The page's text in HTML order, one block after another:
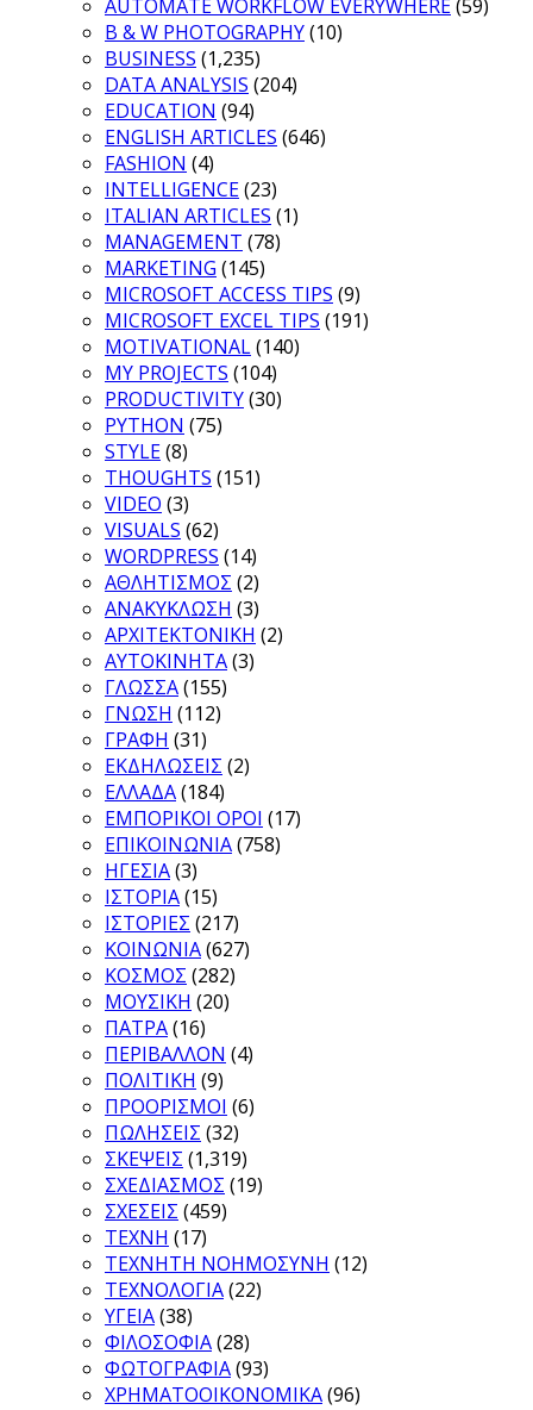
AUTOMATE WORKFLOW EVERYWHERE(59)
B & W PHOTOGRAPHY(10)
BUSINESS (1,235)
DATA ANALYSIS (204)
EDUCATION (94)
ENGLISH ARTICLES (646)
FASHION (4)
INTELLIGENCE(23)
ITALIAN ARTICLES (1)
MANAGEMENT (78)
MARKETING (145)
MICROSOFT ACCESS TIPS (9)
MICROSOFT EXCEL TIPS (191)
MOTIVATIONAL(140)
MY PROJECTS (104)
PRODUCTIVITY(30)
PYTHON (75)
STYLE(8)
THOUGHTS (151)
VIDEO (3)
VISUALS (62)
WORDPRESS (14)
ΑΘΛΗΤΙΣΜΟΣ (2)
ΑΝΑΚΥΚΛΩΣΗ (3)
ΑΡΧΙΤΕΚΤΟΝΙΚΗ (2)
ΑΥΤΟΚΙΝΗΤΑ(3)
ΓΛΩΣΣΑ(155)
ΓΝΩΣΗ (112)
ΓΡΑΦΗ (31)
ΕΚΔΗΛΩΣΕΙΣ (2)
ΕΛΛΑΔΑ(184)
ΕΜΠΟΡΙΚΟΙ ΟΡΟΙ (17)
ΕΠΙΚΟΙΝΩΝΙΑ(758)
ΗΓΕΣΙΑ(3)
ΙΣΤΟΡΙΑ(15)
ΙΣΤΟΡΙΕΣ (217)
ΚΟΙΝΩΝΙΑ(627)
ΚΟΣΜΟΣ (282)
ΜΟΥΣΙΚΗ (20)
ΠΑΤΡΑ(16)
ΠΕΡΙΒΑΛΛΟΝ (4)
ΠΟΛΙΤΙΚΗ (9)
ΠΡΟΟΡΙΣΜΟΙ (6)
ΠΩΛΗΣΕΙΣ (32)
ΣΚΕΨΕΙΣ (1,319)
ΣΧΕΔΙΑΣΜΟΣ (19)
ΣΧΕΣΕΙΣ (459)
ΤΕΧΝΗ (17)
ΤΕΧΝΗΤΗ ΝΟΗΜΟΣΥΝΗ (12)
ΤΕΧΝΟΛΟΓΙΑ(22)
ΥΓΕΙΑ(38)
ΦΙΛΟΣΟΦΙΑ(28)
ΦΩΤΟΓΡΑΦΙΑ(93)
ΧΡΗΜΑΤΟΟΙΚΟΝΟΜΙΚΑ(96)